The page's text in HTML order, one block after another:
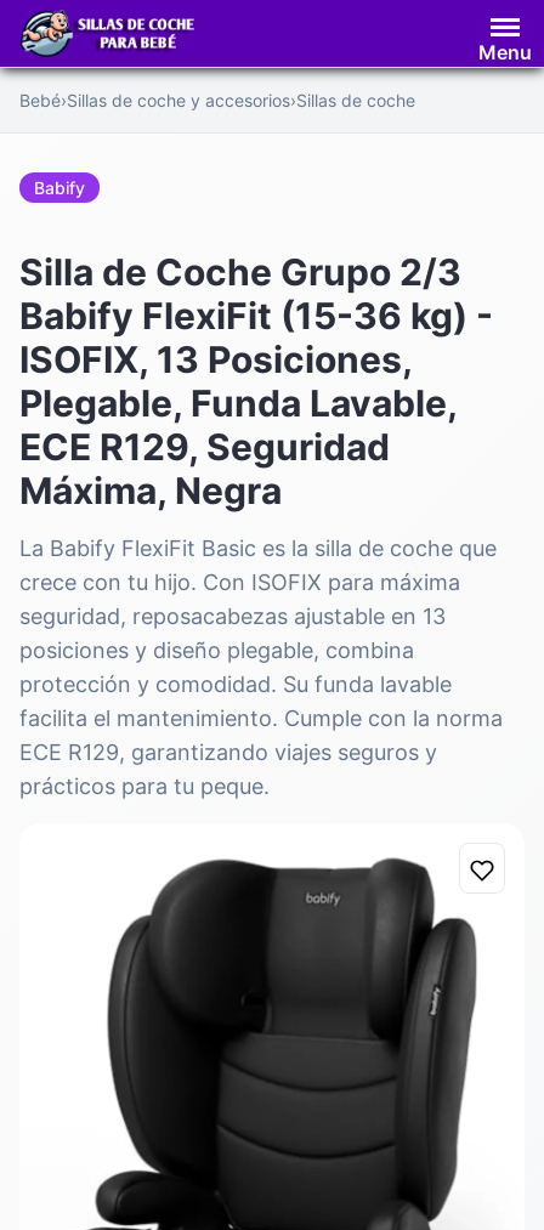
Saltar
contenido
Menu
Bebé›Sillas de coche y accesorios›Sillas de coche
Babify
Silla de Coche Grupo 2/3
Babify FlexiFit (15-36 kg) -
ISOFIX, 13 Posiciones,
Plegable, Funda Lavable,
ECE R129, Seguridad
Máxima, Negra
La Babify FlexiFit Basic es la silla de coche que
crece con tu hijo. Con ISOFIX para máxima
seguridad, reposacabezas ajustable en 13
posiciones y diseño plegable, combina
protección y comodidad. Su funda lavable
facilita el mantenimiento. Cumple con la norma
ECE R129, garantizando viajes seguros y
prácticos para tu peque.